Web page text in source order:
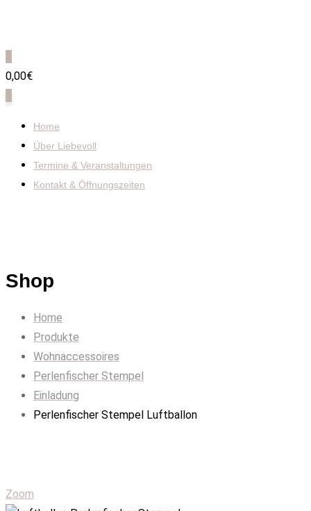
0,00€
Home
Über Liebevoll
Termine & Veranstaltungen
Kontakt & Öffnungszeiten
Shop
Home
Produkte
Wohnaccessoires
Perlenfischer Stempel
Einladung
Perlenfischer Stempel Luftballon
Zoom